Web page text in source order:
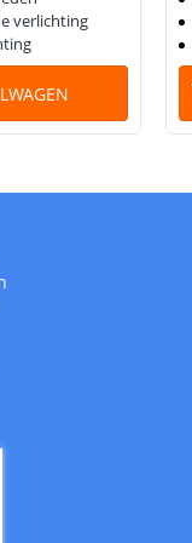
verlichting